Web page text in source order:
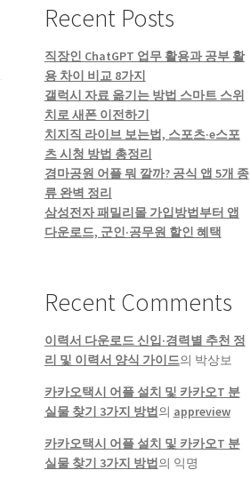
Recent Posts
직장인 ChatGPT 업무 활용과 공부 활
용 차이 비교 8가지
갤럭시 자료 옮기는 방법 스마트 스위
치로 새폰 이전하기
치지직 라이브 보는법, 스포츠·e스포
츠 시청 방법 총정리
경마공원 어플 뭐 깔까? 공식 앱 5개 종
류 완벽 정리
삼성전자 패밀리몰 가입방법부터 앱
다운로드, 군인·공무원 할인 혜택
Recent Comments
이력서 다운로드 신입·경력별 추천 정
리 및 이력서 양식 가이드의 박상보
카카오택시 어플 설치 및 카카오T 분
실물 찾기 3가지 방법의 appreview
카카오택시 어플 설치 및 카카오T 분
실물 찾기 3가지 방법의 익명